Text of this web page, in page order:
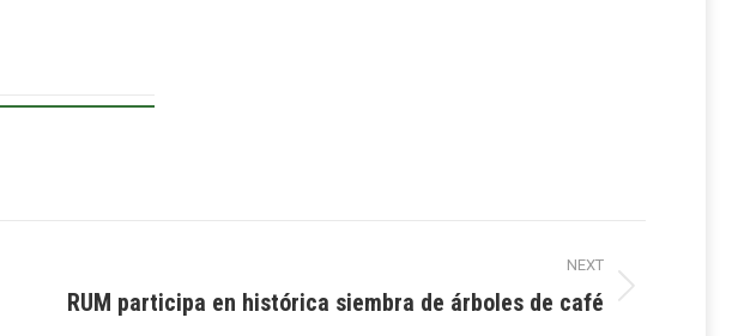
NEXT
RUM participa en histórica siembra de árboles de café